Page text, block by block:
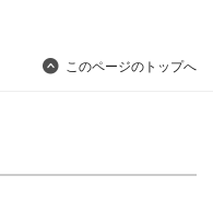
このページのトップへ